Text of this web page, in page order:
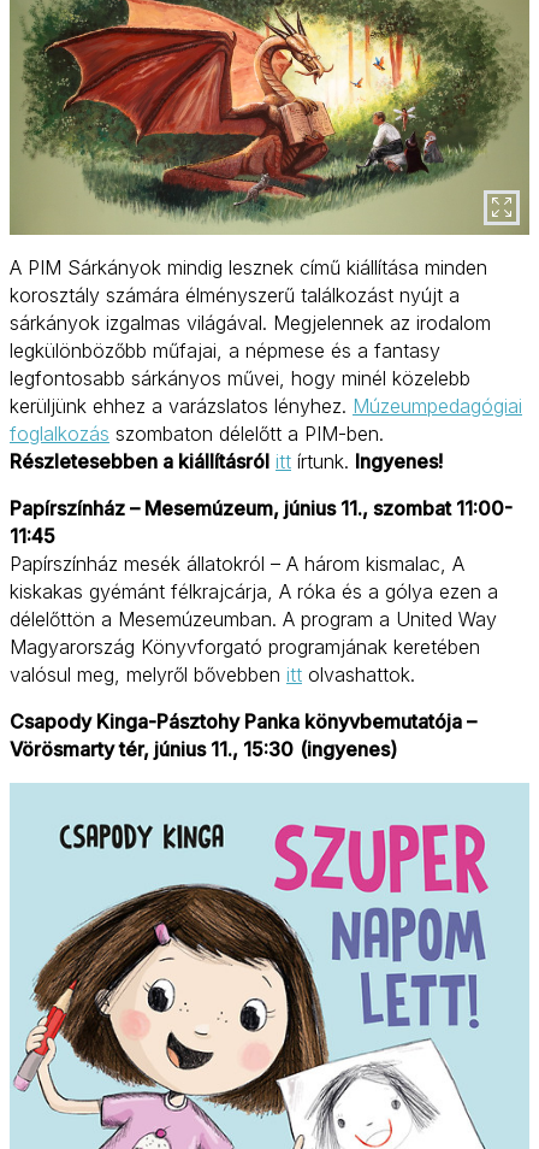
A PIM Sárkányok mindig lesznek című kiállítása minden
korosztály számára élményszerű találkozást nyújt a
sárkányok izgalmas világával. Megjelennek az irodalom
legkülönbözőbb műfajai, a népmese és a fantasy
legfontosabb sárkányos művei, hogy minél közelebb
kerüljünk ehhez a varázslatos lényhez. Múzeumpedagógiai
foglalkozás szombaton délelőtt a PIM-ben.
Részletesebben a kiállításról itt írtunk. Ingyenes!
Papírszínház – Mesemúzeum, június 11., szombat 11:00-
11:45
Papírszínház mesék állatokról – A három kismalac, A
kiskakas gyémánt félkrajcárja, A róka és a gólya ezen a
délelőttön a Mesemúzeumban. A program a United Way
Magyarország Könyvforgató programjának keretében
valósul meg, melyről bővebben itt olvashattok.
Csapody Kinga-Pásztohy Panka könyvbemutatója –
Vörösmarty tér, június 11., 15:30 (ingyenes)